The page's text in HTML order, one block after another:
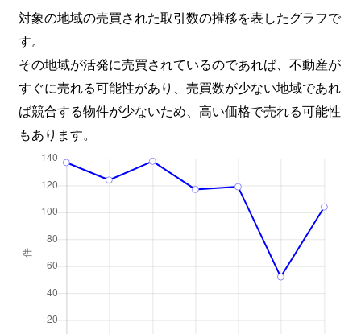
城巽学区 1,300万円
二条城前
城巽学区
生祥学区
11,000万円
烏丸
生祥学区
生祥学区
1,200万円
生祥学区
京都河原町
生祥学区
京都河原町
生祥学区
京都市役所前
龍池学区
対象の地域の売買された取引数の推移を表したグラフで
す。
その地域が活発に売買されているのであれば、不動産が
すぐに売れる可能性があり、売買数が少ない地域であれ
ば競合する物件が少ないため、高い価格で売れる可能性
もあります。